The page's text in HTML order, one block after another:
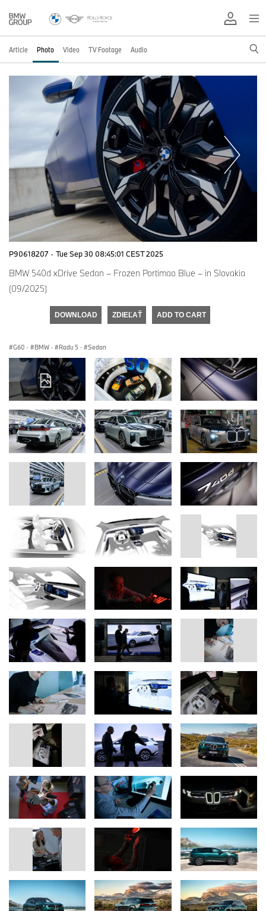
Article Photo Video TV Footage Audio
P90618207 · Tue Sep 30 08:45:01 CEST 2025
BMW 540d xDrive Sedan – Frozen Portimao Blue – in Slovakia
(09/2025)
DOWNLOAD ZDIEĽAŤ ADD TO CART
G60 · BMW · Radu 5 · Sedan